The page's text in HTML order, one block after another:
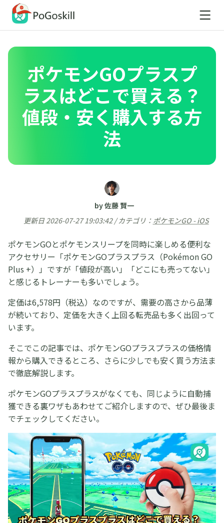
ポケモンGOプラスプ
ラスはどこで買える？
値段・安く購入する方
法
by 佐藤 賢一
更新日 2026-07-27 19:03:42 / カテゴリ： ポケモンGO - iOS
ポケモンGOとポケモンスリープを同時に楽しめる便利な
アクセサリー「ポケモンGOプラスプラス（Pokémon GO
Plus +）」ですが「値段が高い」「どこにも売ってない」
と感じるトレーナーも多いでしょう。
定価は6,578円（税込）なのですが、需要の高さから品薄
が続いており、定価を大きく上回る転売品も多く出回って
います。
そこでこの記事では、ポケモンGOプラスプラスの価格情
報から購入できるところ、さらに少しでも安く買う方法ま
で徹底解説します。
ポケモンGOプラスプラスがなくても、同じように自動捕
獲できる裏ワザもあわせてご紹介しますので、ぜひ最後ま
でチェックしてください。